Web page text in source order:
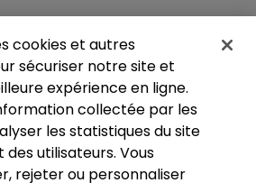
cookies et autres
sécuriser notre site et
expérience en ligne.
collectée par les
les statistiques du site
utilisateurs. Vous
rejeter ou personnaliser